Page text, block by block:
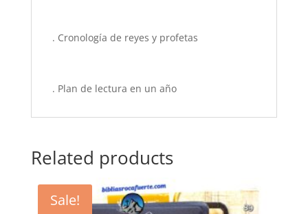
. Cronología de reyes y profetas
. Plan de lectura en un año
Related products
Sale!